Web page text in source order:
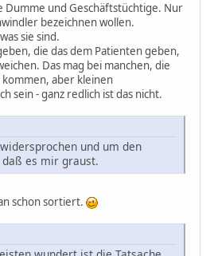
Dumme und Geschäftstüchtige. Nur
bezeichnen wollen.
sie sind.
die das dem Patienten geben,
Das mag bei manchen, die
aber kleinen
sein - ganz redlich ist das nicht.
und um den
es mir graust.
schon sortiert.